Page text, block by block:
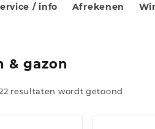
/ info Afrekenen
& gazon
resultaten wordt getoond